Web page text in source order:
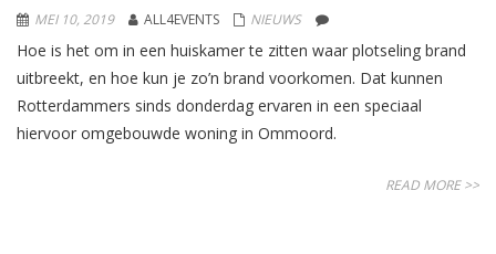
MEI 10, 2019 ALL4EVENTS NIEUWS
Hoe is het om in een huiskamer te zitten waar plotseling brand
uitbreekt, en hoe kun je zo’n brand voorkomen. Dat kunnen
Rotterdammers sinds donderdag ervaren in een speciaal
hiervoor omgebouwde woning in Ommoord.
READ MORE >>